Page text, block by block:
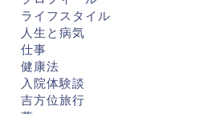
ライフスタイル
人生と病気
仕事
健康法
入院体験談
吉方位旅行